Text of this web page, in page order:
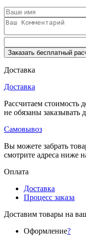
Заказать бесплатный
Доставка
Доставка
Рассчитаем стоимость
не обязаны заказывать
Самовывоз
Вы можете забрать
смотрите адреса ниже
Оплата
Доставка
Процесс заказа
Доставим товары на
Оформление?